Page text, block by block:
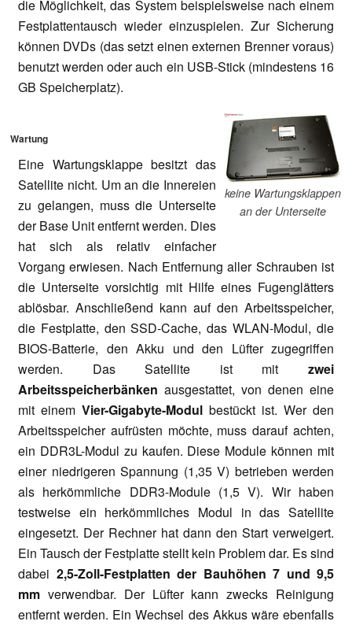
die Möglichkeit, das System beispielsweise nach einem
Festplattentausch wieder einzuspielen. Zur Sicherung
können DVDs (das setzt einen externen Brenner voraus)
benutzt werden oder auch ein USB-Stick (mindestens 16
GB Speicherplatz).
keine Wartungsklappen
an der Unterseite
Wartung
Eine Wartungsklappe besitzt das
Satellite nicht. Um an die Innereien
zu gelangen, muss die Unterseite
der Base Unit entfernt werden. Dies
hat sich als relativ einfacher
Vorgang erwiesen. Nach Entfernung aller Schrauben ist
die Unterseite vorsichtig mit Hilfe eines Fugenglätters
ablösbar. Anschließend kann auf den Arbeitsspeicher,
die Festplatte, den SSD-Cache, das WLAN-Modul, die
BIOS-Batterie, den Akku und den Lüfter zugegriffen
werden. Das Satellite ist mit zwei
Arbeitsspeicherbänken ausgestattet, von denen eine
mit einem Vier-Gigabyte-Modul bestückt ist. Wer den
Arbeitsspeicher aufrüsten möchte, muss darauf achten,
ein DDR3L-Modul zu kaufen. Diese Module können mit
einer niedrigeren Spannung (1,35 V) betrieben werden
als herkömmliche DDR3-Module (1,5 V). Wir haben
testweise ein herkömmliches Modul in das Satellite
eingesetzt. Der Rechner hat dann den Start verweigert.
Ein Tausch der Festplatte stellt kein Problem dar. Es sind
dabei 2,5-Zoll-Festplatten der Bauhöhen 7 und 9,5
mm verwendbar. Der Lüfter kann zwecks Reinigung
entfernt werden. Ein Wechsel des Akkus wäre ebenfalls